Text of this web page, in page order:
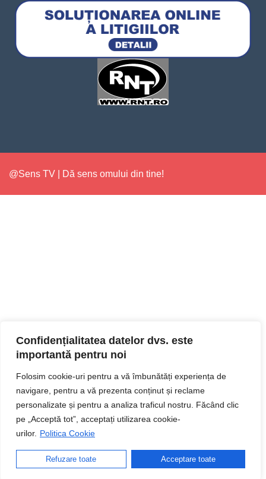
Confidențialitatea datelor dvs. este
importantă pentru noi
Folosim cookie-uri pentru a vă îmbunătăți experiența de
navigare, pentru a vă prezenta conținut și reclame
personalizate și pentru a analiza traficul nostru. Făcând clic
pe „Acceptă tot”, acceptați utilizarea cookie-
urilor. Politica Cookie
Refuzare toate Acceptare toate
@Sens TV | Dă sens omului din tine!